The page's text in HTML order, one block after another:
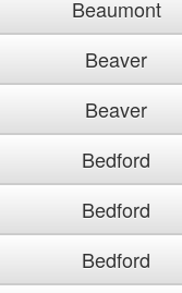
Beaumont
Beaver
Beaver
Bedford
Bedford
Bedford